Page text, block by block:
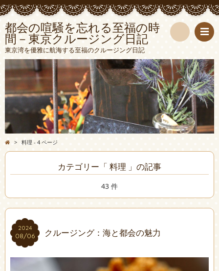
都会の喧騒を忘れる至福の時
間－東京クルージング日記
東京湾を優雅に航海する至福のクルージング日記
索
> 料理 - 4 ページ
カテゴリー「 料理 」の記事
43 件
2024
08/06
2024
08/06 クルージング：海と都会の魅力